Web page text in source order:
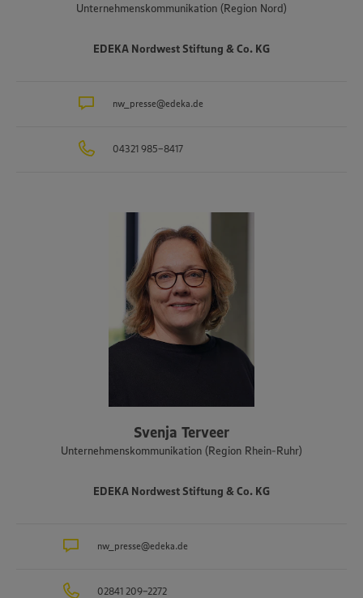
Unternehmenskommunikation (Region Nord)
EDEKA Nordwest Stiftung & Co. KG
nw_presse@edeka.de
04321 985-8417
Svenja Terveer
Unternehmenskommunikation (Region Rhein-Ruhr)
EDEKA Nordwest Stiftung & Co. KG
nw_presse@edeka.de
02841 209-2272